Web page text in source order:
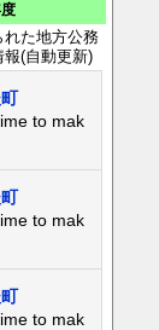
れた地方公務
報(自動更新)
to mak
to mak
to mak